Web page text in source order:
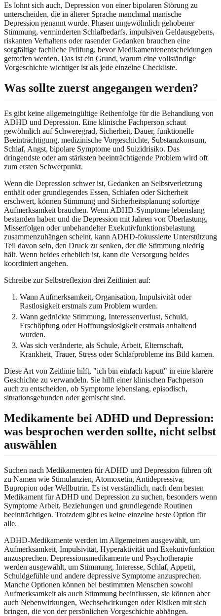
Es lohnt sich auch, Depression von einer bipolaren Störung zu
unterscheiden, die in älterer Sprache manchmal manische
Depression genannt wurde. Phasen ungewöhnlich gehobener
Stimmung, verminderten Schlafbedarfs, impulsiven Geldausgebens,
riskanten Verhaltens oder rasender Gedanken brauchen eine
sorgfältige fachliche Prüfung, bevor Medikamentenentscheidungen
getroffen werden. Das ist ein Grund, warum eine vollständige
Vorgeschichte wichtiger ist als jede einzelne Checkliste.
Was sollte zuerst angegangen werden?
Es gibt keine allgemeingültige Reihenfolge für die Behandlung von
ADHD und Depression. Eine klinische Fachperson schaut
gewöhnlich auf Schweregrad, Sicherheit, Dauer, funktionelle
Beeinträchtigung, medizinische Vorgeschichte, Substanzkonsum,
Schlaf, Angst, bipolare Symptome und Suizidrisiko. Das
dringendste oder am stärksten beeinträchtigende Problem wird oft
zum ersten Schwerpunkt.
Wenn die Depression schwer ist, Gedanken an Selbstverletzung
enthält oder grundlegendes Essen, Schlafen oder Sicherheit
erschwert, können Stimmung und Sicherheitsplanung sofortige
Aufmerksamkeit brauchen. Wenn ADHD-Symptome lebenslang
bestanden haben und die Depression mit Jahren von Überlastung,
Misserfolgen oder unbehandelter Exekutivfunktionsbelastung
zusammenzuhängen scheint, kann ADHD-fokussierte Unterstützung
Teil davon sein, den Druck zu senken, der die Stimmung niedrig
hält. Wenn beides erheblich ist, kann die Versorgung beides
koordiniert angehen.
Schreibe zur Selbstreflexion drei Zeitlinien auf:
Wann Aufmerksamkeit, Organisation, Impulsivität oder
Rastlosigkeit erstmals zum Problem wurden.
Wann gedrückte Stimmung, Interessenverlust, Schuld,
Erschöpfung oder Hoffnungslosigkeit erstmals anhaltend
wurden.
Was sich veränderte, als Schule, Arbeit, Elternschaft,
Krankheit, Trauer, Stress oder Schlafprobleme ins Bild kamen.
Diese Art von Zeitlinie hilft, "ich bin einfach kaputt" in eine klarere
Geschichte zu verwandeln. Sie hilft einer klinischen Fachperson
auch zu entscheiden, ob Symptome lebenslang, episodisch,
situationsgebunden oder gemischt sind.
Medikamente bei ADHD und Depression:
was besprochen werden sollte, nicht selbst
auswählen
Suchen nach Medikamenten für ADHD und Depression führen oft
zu Namen wie Stimulanzien, Atomoxetin, Antidepressiva,
Bupropion oder Wellbutrin. Es ist verständlich, nach dem besten
Medikament für ADHD und Depression zu suchen, besonders wenn
Symptome Arbeit, Beziehungen und grundlegende Routinen
beeinträchtigen. Trotzdem gibt es keine einzelne beste Option für
alle.
ADHD-Medikamente werden im Allgemeinen ausgewählt, um
Aufmerksamkeit, Impulsivität, Hyperaktivität und Exekutivfunktion
anzusprechen. Depressionsmedikamente und Psychotherapie
werden ausgewählt, um Stimmung, Interesse, Schlaf, Appetit,
Schuldgefühle und andere depressive Symptome anzusprechen.
Manche Optionen können bei bestimmten Menschen sowohl
Aufmerksamkeit als auch Stimmung beeinflussen, sie können aber
auch Nebenwirkungen, Wechselwirkungen oder Risiken mit sich
bringen, die von der persönlichen Vorgeschichte abhängen.